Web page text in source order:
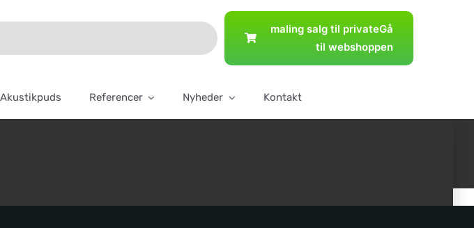
maling salg til privateGå
til webshoppen
Akustikpuds Referencer Nyheder Kontakt